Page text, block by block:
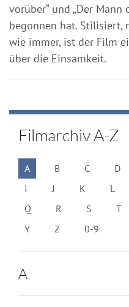
vorüber“ und „Der Mann
begonnen hat. Stilisiert,
wie immer, ist der Film
über die Einsamkeit.
Filmarchiv A-Z
A B C D
I
J K L
Q
R S T
Y
Z 0-9
A